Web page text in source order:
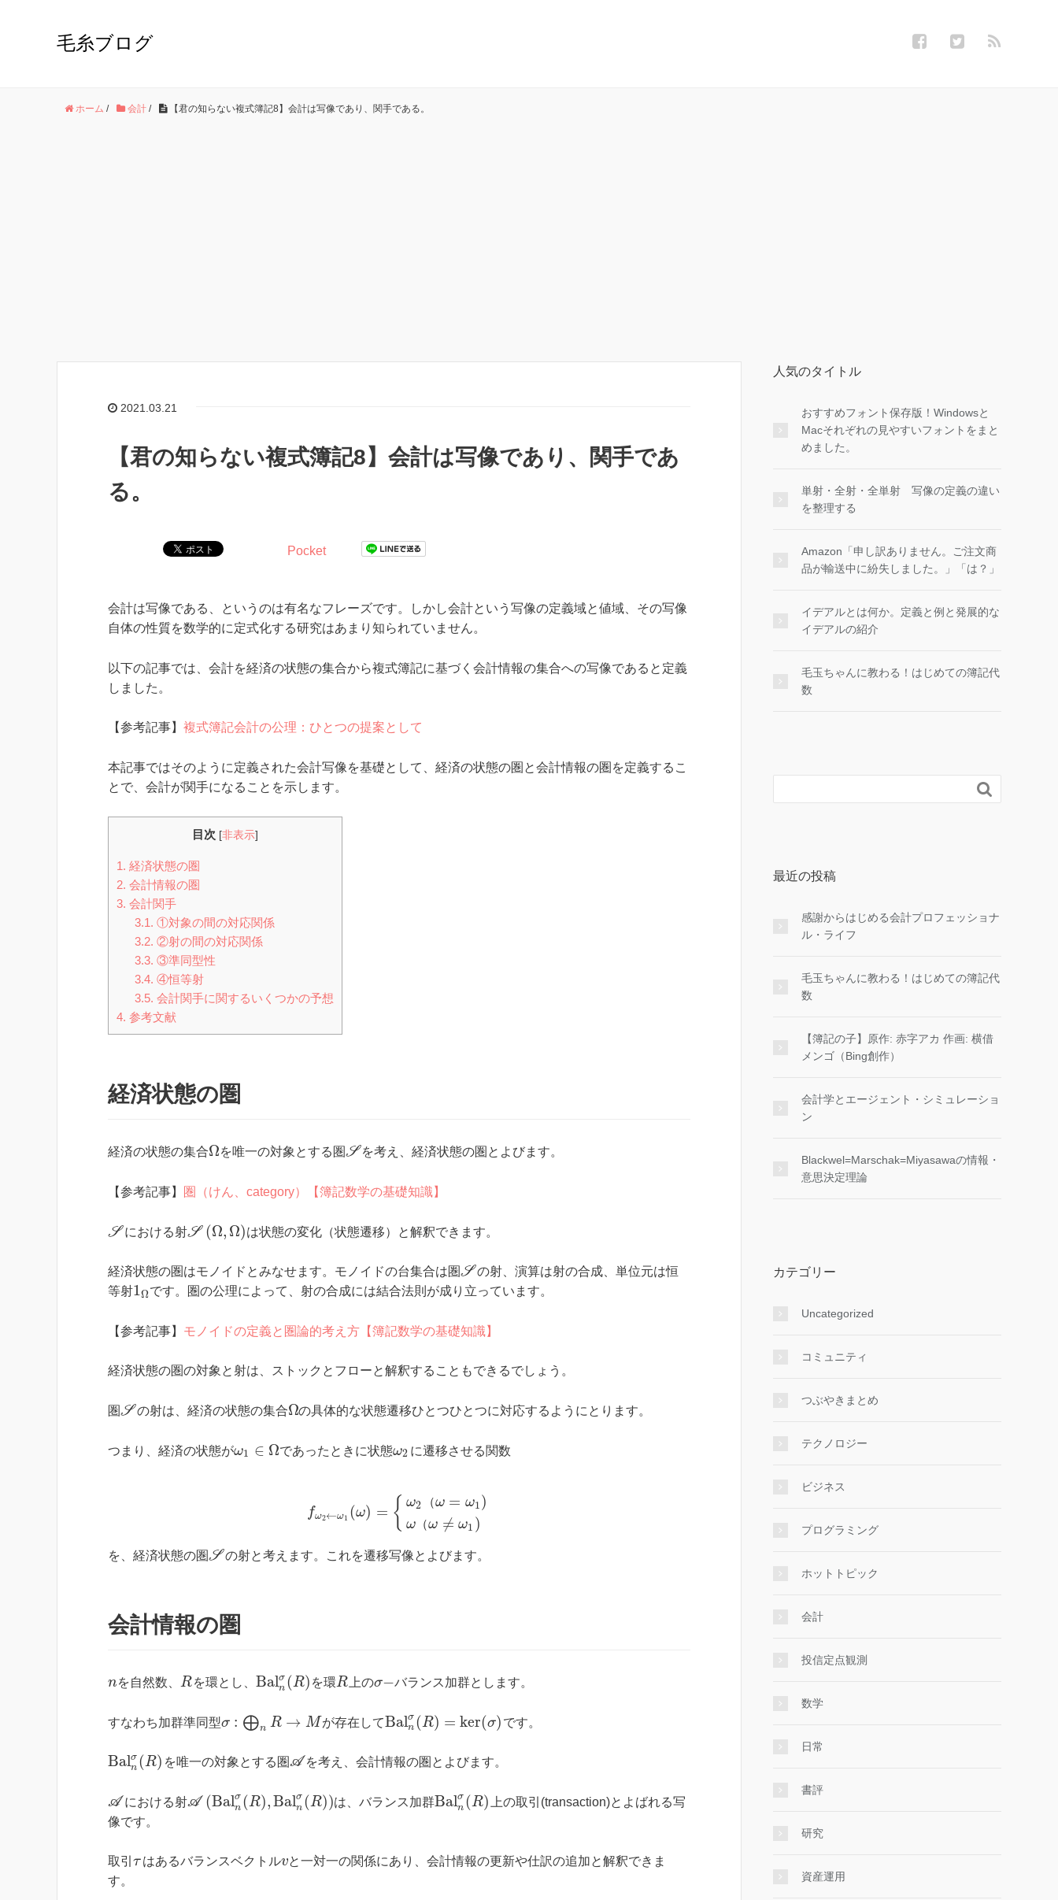
毛糸ブログ
ホーム / 会計 / 【君の知らない複式簿記8】会計は写像であり、関手である。
2021.03.21
【君の知らない複式簿記8】会計は写像であり、関手であ
る。
Pocket
会計は写像である、というのは有名なフレーズです。しかし会計という写像の定義域と値域、その写像
自体の性質を数学的に定式化する研究はあまり知られていません。
以下の記事では、会計を経済の状態の集合から複式簿記に基づく会計情報の集合への写像であると定義
しました。
【参考記事】 複式簿記会計の公理：ひとつの提案として
本記事ではそのように定義された会計写像を基礎として、経済の状態の圏と会計情報の圏を定義するこ
とで、会計が関手になることを示します。
目次 [非表示]
1. 経済状態の圏
2. 会計情報の圏
3. 会計関手
3.1. ①対象の間の対応関係
3.2. ②射の間の対応関係
3.3. ③準同型性
3.4. ④恒等射
3.5. 会計関手に関するいくつかの予想
4. 参考文献
経済状態の圏
経済の状態の集合Ωを唯一の対象とする圏S を考え、経済状態の圏とよびます。
【参考記事】 圏（けん、category）【簿記数学の基礎知識】
S における射S (Ω, Ω)は状態の変化（状態遷移）と解釈できます。
経済状態の圏はモノイドとみなせます。モノイドの台集合は圏S の射、演算は射の合成、単位元は恒
等射1Ωです。圏の公理によって、射の合成には結合法則が成り立っています。
【参考記事】 モノイドの定義と圏論的考え方【簿記数学の基礎知識】
経済状態の圏の対象と射は、ストックとフローと解釈することもできるでしょう。
圏S の射は、経済の状態の集合Ωの具体的な状態遷移ひとつひとつに対応するようにとります。
つまり、経済の状態がω1 ∈ Ωであったときに状態ω2 に遷移させる関数
fω2←ω1 (ω) = { ω2 （ω = ω1)
ω （ω ≠ ω1 )
を、経済状態の圏S の射と考えます。これを遷移写像とよびます。
会計情報の圏
nを自然数、 Rを環とし、 Balσ
n (R) を環R 上のσ−バランス加群とします。
すなわち加群準同型σ : ⨁n R → M が存在してBalσ
n ( R) = ker(σ) です。
Balσ
n (R) を唯一の対象とする圏A を考え、会計情報の圏とよびます。
A における射A (Balσ
n (R),Balσ
n (R))は、バランス加群Balσ
n (R)
上の取引(transaction)とよばれる写
像です。
取引 τ はあるバランスベクトルvと一対一の関係にあり、会計情報の更新や仕訳の追加と解釈できま
す。
人気のタイトル
おすすめフォント保存版！Windowsと
Macそれぞれの見やすいフォントをまと
めました。
単射・全射・全単射 写像の定義の違い
を整理する
Amazon「申し訳ありません。ご注文商
品が輸送中に紛失しました。」「は？」
イデアルとは何か。定義と例と発展的な
イデアルの紹介
毛玉ちゃんに教わる！はじめての簿記代
数

最近の投稿
感謝からはじめる会計プロフェッショナ
ル・ライフ
毛玉ちゃんに教わる！はじめての簿記代
数
【簿記の子】原作: 赤字アカ 作画: 横借
メンゴ（Bing創作）
会計学とエージェント・シミュレーショ
ン
Blackwel=Marschak=Miyasawaの情報・
意思決定理論
カテゴリー
Uncategorized
コミュニティ
つぶやきまとめ
テクノロジー
ビジネス
プログラミング
ホットトピック
会計
投信定点観測
数学
日常
書評
研究
資産運用